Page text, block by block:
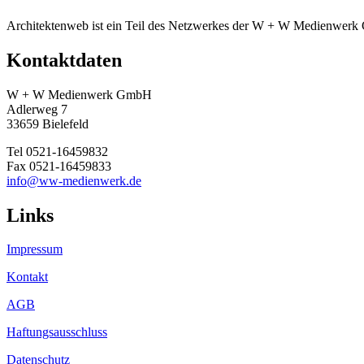
Architektenweb ist ein Teil des Netzwerkes der W + W Medienwerk
Kontaktdaten
W + W Medienwerk GmbH
Adlerweg 7
33659 Bielefeld
Tel 0521-16459832
Fax 0521-16459833
info@ww-medienwerk.de
Links
Impressum
Kontakt
AGB
Haftungsausschluss
Datenschutz